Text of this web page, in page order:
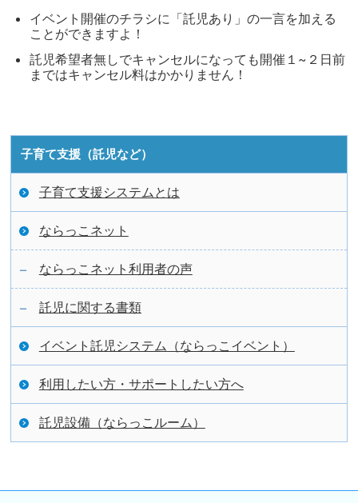
イベント開催のチラシに「託児あり」の一言を加える
ことができますよ！
託児希望者無しでキャンセルになっても開催１~２日前
まではキャンセル料はかかりません！
子育て支援（託児など）
子育て支援システムとは
ならっこネット
ならっこネット利用者の声
託児に関する書類
イベント託児システム（ならっこイベント）
利用したい方・サポートしたい方へ
託児設備（ならっこルーム）